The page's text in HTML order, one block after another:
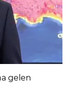
gelen